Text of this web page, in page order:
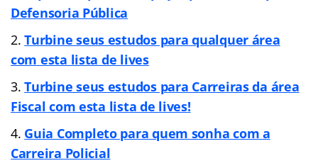
Defensoria Pública
Turbine seus estudos para qualquer área
com esta lista de lives
Turbine seus estudos para Carreiras da área
Fiscal com esta lista de lives!
Guia Completo para quem sonha com a
Carreira Policial